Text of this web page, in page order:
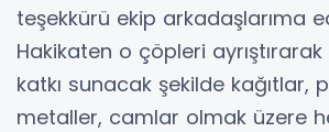
teşekkürü ekip arkadaşlarıma
Hakikaten o çöpleri
katkı sunacak şekilde kağıtlar,
metaller, camlar olmak üzere